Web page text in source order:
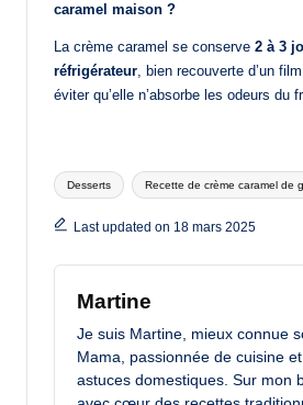
caramel maison ?
La crème caramel se conserve 2 à 3
réfrigérateur, bien recouverte d’un
éviter qu’elle n’absorbe les odeurs du
Tags:
Desserts Recette de crème caramel de
Last updated on 18 mars 2025
Martine
Je suis Martine, mieux connue
Mama, passionnée de cuisine
astuces domestiques. Sur mon